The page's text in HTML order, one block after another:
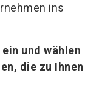
ins
und wählen
die zu Ihnen